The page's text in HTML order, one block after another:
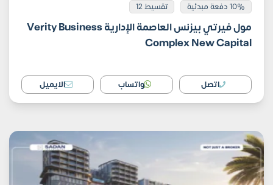
10% دفعة مبدئية تقسيط 12
مول فيرتي بيزنس العاصمة الإدارية Verity Business
Complex New Capital
اتصل واتساب الايميل